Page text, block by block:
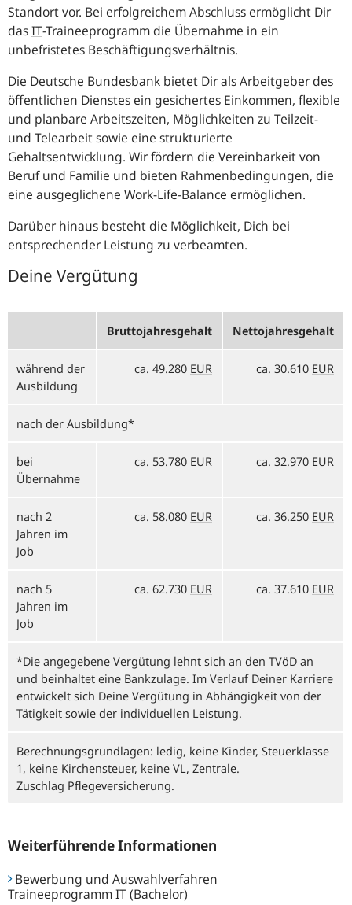
Standort vor. Bei erfolgreichem Abschluss ermöglicht Dir
dasIT-Traineeprogramm die Übernahme in ein
unbefristetes Beschäftigungsverhältnis.
Die Deutsche Bundesbank bietet Dir als Arbeitgeber des
öffentlichen Dienstes ein gesichertes Einkommen, flexible
und planbare Arbeitszeiten, Möglichkeiten zu Teilzeit-
und Telearbeit sowie eine strukturierte
Gehaltsentwicklung. Wir fördern die Vereinbarkeit von
Beruf und Familie und bieten Rahmenbedingungen, die
eine ausgeglichene Work-Life-Balance ermöglichen.
Darüber hinaus besteht die Möglichkeit, Dich bei
entsprechender Leistung zu verbeamten.
Deine Vergütung
Bruttojahresgehalt Nettojahresgehalt
während der
Ausbildung
ca. 49.280 EUR ca. 30.610 EUR
nach der Ausbildung*
bei
Übernahme
ca. 53.780 EUR ca. 32.970 EUR
nach 2
Jahren im
Job
ca. 58.080 EUR ca. 36.250 EUR
nach 5
Jahren im
Job
ca. 62.730 EUR ca. 37.610 EUR
*Die angegebene Vergütung lehnt sich an den TVöD an
und beinhaltet eine Bankzulage. Im Verlauf Deiner Karriere
entwickelt sich Deine Vergütung in Abhängigkeit von der
Tätigkeit sowie der individuellen Leistung.
Berechnungsgrundlagen: ledig, keine Kinder, Steuerklasse
1, keine Kirchensteuer, keine VL, Zentrale.
Zuschlag Pflegeversicherung.
Weiterführende Informationen
Bewerbung und Auswahlverfahren
Traineeprogramm IT (Bachelor)